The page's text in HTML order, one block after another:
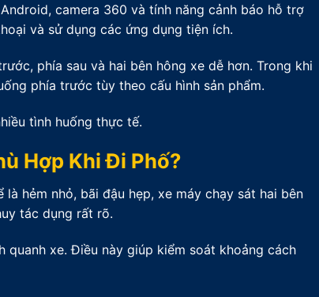
camera 360 và tính năng cảnh báo hỗ trợ
và sử dụng các ứng dụng tiện ích.
phía sau và hai bên hông xe dễ hơn. Trong khi
phía trước tùy theo cấu hình sản phẩm.
tình huống thực tế.
Hợp Khi Đi Phố?
hẻm nhỏ, bãi đậu hẹp, xe máy chạy sát hai bên
tác dụng rất rõ.
quanh xe. Điều này giúp kiểm soát khoảng cách